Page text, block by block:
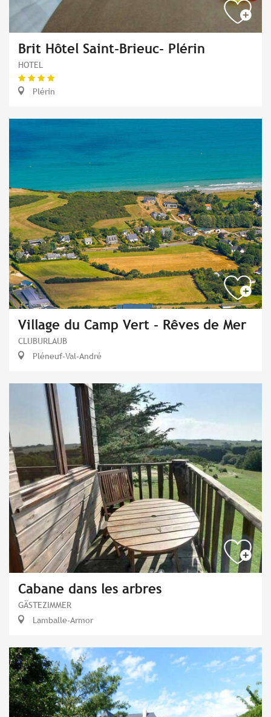
Brit Hôtel Saint-Brieuc- Plérin
HOTEL
Plérin
Village du Camp Vert - Rêves de Mer
CLUBURLAUB
Pléneuf-Val-André
Cabane dans les arbres
GÄSTEZIMMER
Lamballe-Armor